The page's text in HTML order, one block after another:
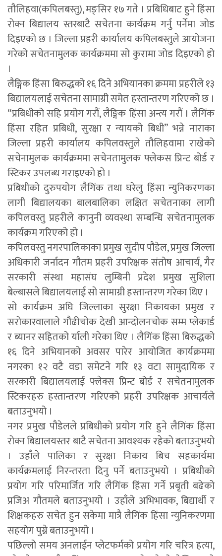
तौलिहवा(कपिलबस्तु), मङ्सिर १७ गते । प्रबिधिबाट हुने हिंसा
रोक्न बिद्यालय स्तरबाटै सचेतना कार्यक्रम गर्नु पर्नेमा जोड
दिइएको छ । जिल्ला प्रहरी कार्यालय कपिलबस्तुले आयोजना
गरेको सचेतनामुलक कार्यक्रममा सो कुरामा जोड दिइएको हो
।
लैङ्गिक हिंसा बिरुद्धको १६ दिने अभियानका क्रममा प्रहरीले १३
बिद्यालयलाई सचेतना सामाग्री समेत हस्तान्तरण गरिएको छ ।
“प्रबिधीको सहि प्रयोग गरौं, लैङ्गिक हिंसा अन्त्य गरौं । लैगिंक
हिंसा रहित प्रबिधी, सुरक्षा र न्यायको बिधी” भन्ने नाराका
जिल्ला प्रहरी कार्यालय कपिलवस्तुले तौलिहवामा राखेको
सचेनामुलक कार्यक्रममा सचेनतामुलक फ्लेकस प्रिन्ट बोर्ड र
स्टिकर उपलब्ध गराइएको हो ।
प्रबिधीको दुरुपयोग लैगिंक तथा घरेलु हिंसा न्युनिकरणका
लागी बिद्यालयका बालबालिका लक्षित सचेतनाका लागी
कपिलवस्तु प्रहरीले कानुनी व्यवस्था सम्बन्धि सचेतनामुलक
कार्यक्रम गरिएको हो ।
कपिलवस्तु नगरपालिकाका प्रमुख सुदीप पौडेल, प्रमुख जिल्ला
अधिकारी जर्नादन गौतम प्रहरी उपरिक्षक संतोष आचार्य, गैर
सरकारी संस्था महासंघ लुम्बिनी प्रदेश प्रमुख सुशिला
बेल्बासले बिद्यालयलाई सो सामाग्री हस्तान्तरण गरेका थिए ।
सो कार्यक्रम अघि जिल्लाका सुरक्षा निकायका प्रमुख र
सरोकारवालाले गौढीचोक देखी आन्दोलनचोक सम्म प्लेकार्ड
र ब्यानर सहितको र्याली गरेका थिए । लैगिंक हिंसा बिरुद्धको
१६ दिने अभियानको अवसर पारेर आयोजित कार्यक्रममा
नगरका १२ वटै वडा समेटने गरि १३ वटा सामुदायिक र
सरकारी बिद्यालयलाई फ्लेक्स प्रिन्ट बोर्ड र सचेतनामुलक
स्टिकरहरु हस्तान्तरण गरिएको प्रहरी उपरिक्षक आचार्यले
बताउनुभयो ।
नगर प्रमुख पौडेलले प्रबिधीको प्रयोग गरि हुने लैगिंक हिंसा
रोक्न बिद्यालयस्तर बाटै सचेतना आवश्यक रहेको बताउनुभयो
। उहाँले पालिका र सुरक्षा निकाय बिच सहकार्यमा
कार्यक्रमलाई निरन्तरता दिनु पर्ने बताउनुभयो । प्रबिधीको
प्रयोग गरि परिमार्जित गरि लैगिंक हिंसा गर्ने प्रबृती बढेको
प्रजिअ गौतमले बताउनुभयो । उहाँले अभिभावक, बिद्यार्थी र
शिक्षकहरु सचेत हुन सकेमा मात्रै लैगिंक हिंसा न्युनिकरणमा
सहयोग पुग्ने बताउनुभयो ।
पछिल्लो समय अनलाईन प्लेटफर्मको प्रयोग गरि चरित्र हत्या,